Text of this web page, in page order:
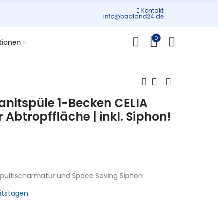
Kontakt
info@badland24.de
0
1-Becken CELIA
Abtropffläche | inkl. Siphon!
und Space Saving Siphon